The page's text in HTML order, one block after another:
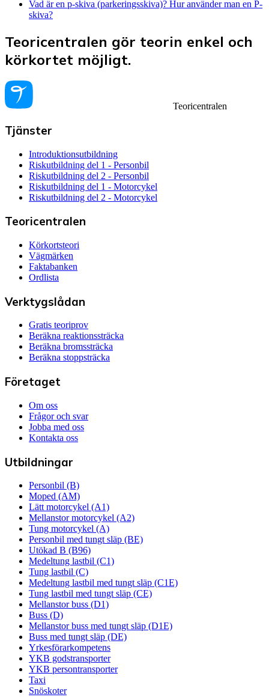
Vad är en p-skiva (parkeringsskiva)? Hur använder man en P-
skiva?
Teoricentralen gör teorin enkel och
körkortet möjligt.
Teoricentralen
Tjänster
Introduktionsutbildning
Riskutbildning del 1 - Personbil
Riskutbildning del 2 - Personbil
Riskutbildning del 1 - Motorcykel
Riskutbildning del 2 - Motorcykel
Teoricentralen
Körkortsteori
Vägmärken
Faktabanken
Ordlista
Verktygslådan
Gratis teoriprov
Beräkna reaktionssträcka
Beräkna bromssträcka
Beräkna stoppsträcka
Företaget
Om oss
Frågor och svar
Jobba med oss
Kontakta oss
Utbildningar
Personbil (B)
Moped (AM)
Lätt motorcykel (A1)
Mellanstor motorcykel (A2)
Tung motorcykel (A)
Personbil med tungt släp (BE)
Utökad B (B96)
Medeltung lastbil (C1)
Tung lastbil (C)
Medeltung lastbil med tungt släp (C1E)
Tung lastbil med tungt släp (CE)
Mellanstor buss (D1)
Buss (D)
Mellanstor buss med tungt släp (D1E)
Buss med tungt släp (DE)
Yrkesförarkompetens
YKB godstransporter
YKB persontransporter
Taxi
Snöskoter